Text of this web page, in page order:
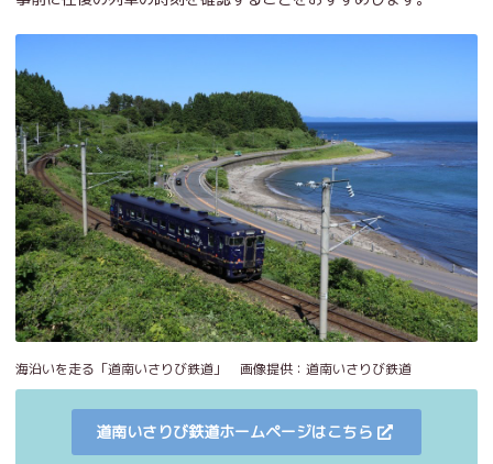
海沿いを走る「道南いさりび鉄道」 画像提供：道南いさりび鉄道
道南いさりび鉄道ホームページはこちら